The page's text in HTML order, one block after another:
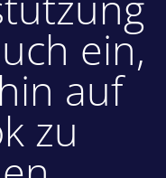
ein,
auf
zu